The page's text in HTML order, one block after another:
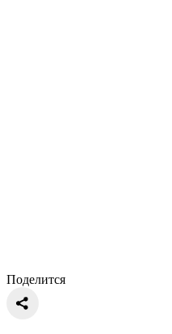
Поделится